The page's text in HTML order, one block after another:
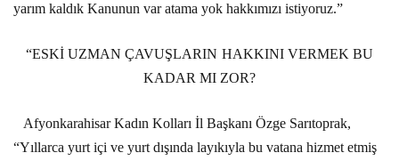
yarım kaldık Kanunun var atama yok hakkımızı istiyoruz.”
“ESKİ UZMAN ÇAVUŞLARIN HAKKINI VERMEK BU
KADAR MI ZOR?
Afyonkarahisar Kadın Kolları İl Başkanı Özge Sarıtoprak,
“Yıllarca yurt içi ve yurt dışında layıkıyla bu vatana hizmet etmiş